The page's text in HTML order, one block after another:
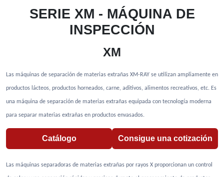
SERIE XM - MÁQUINA DE
INSPECCIÓN
XM
Las máquinas de separación de materias extrañas XM-RAY se utilizan ampliamente en
productos lácteos, productos horneados, carne, aditivos, alimentos recreativos, etc. Es
una máquina de separación de materias extrañas equipada con tecnología moderna
para separar materias extrañas en productos envasados.
Catálogo Consigue una cotización
Las máquinas separadoras de materias extrañas por rayos X proporcionan un control